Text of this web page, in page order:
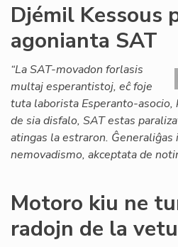
Djémil Kessous
agonianta SAT
“La SAT-movadon forlasis
multaj esperantistoj, eĉ foje
tuta laborista Esperanto-asocio,
de sia disfalo, SAT estas
atingas la estraron. Ĝeneraliĝas
nemovadismo, akceptata de
Motoro kiu ne
radojn de la